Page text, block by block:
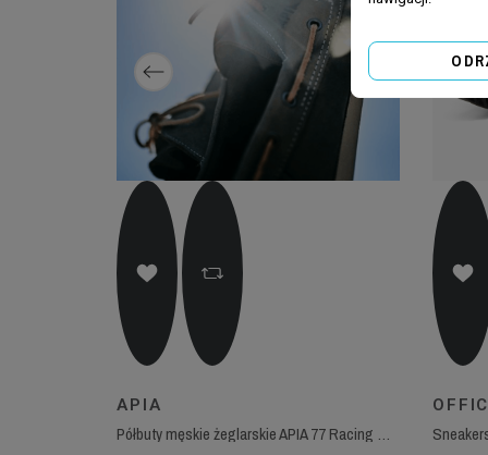
APIA
Półbuty męskie żeglarskie APIA 77 Racing Gray